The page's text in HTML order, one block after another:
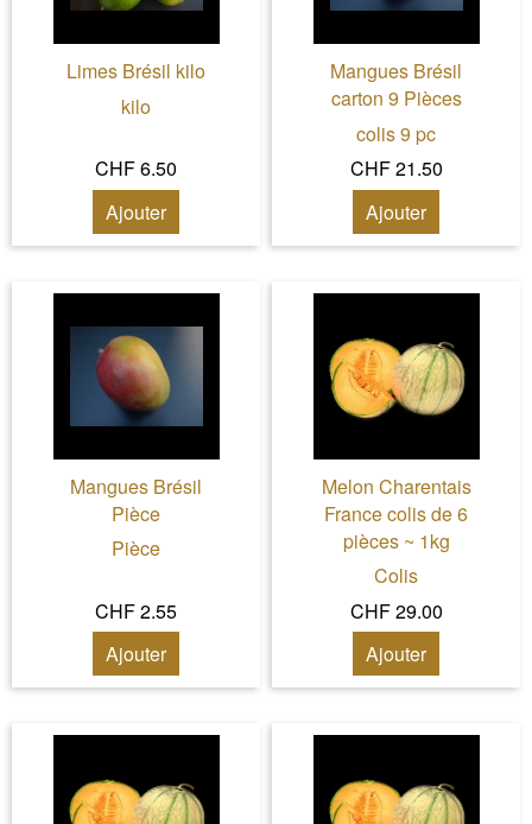
Limes Brésil kilo
kilo
CHF 6.50
Ajouter
Mangues Brésil
carton 9 Pièces
colis 9 pc
CHF 21.50
Ajouter
Mangues Brésil
Pièce
Pièce
CHF 2.55
Ajouter
Melon Charentais
France colis de 6
pièces ~ 1kg
Colis
CHF 29.00
Ajouter